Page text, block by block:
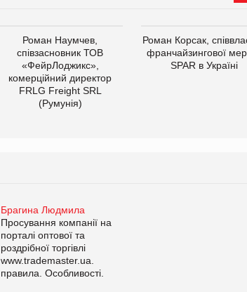
Роман Наумчев,
співзасновник ТОВ
«ФейрЛоджикс»,
комерційний директор
FRLG Freight SRL
(Румунія)
Роман Корсак,
франчайзингової
SPAR в Україні
Брагина Людмила
Просування компанії на
порталі оптової та
роздрібної торгівлі
www.trademaster.ua.
правила. Особливості.